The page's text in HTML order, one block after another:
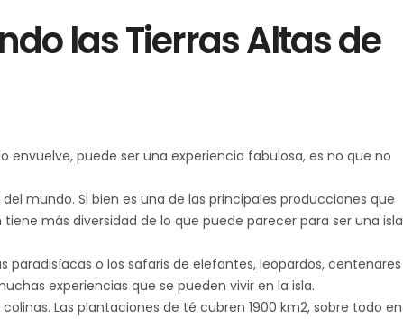
las Tierras Altas de
puede ser una experiencia fabulosa, es no que no
mundo. Si bien es una de las principales producciones que
más diversidad de lo que puede parecer para ser una isla
paradisíacas o los safaris de elefantes, leopardos, centenares
experiencias que se pueden vivir en la isla.
Las plantaciones de té cubren 1900 km2, sobre todo en